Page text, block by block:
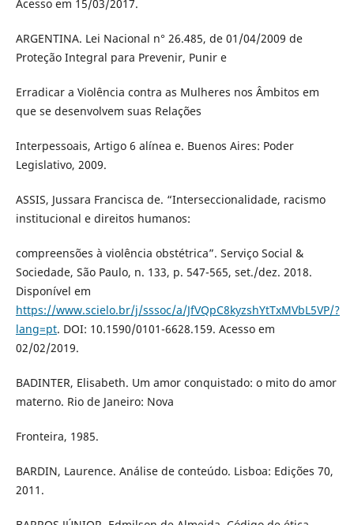
Acesso em 15/03/2017.
ARGENTINA. Lei Nacional n° 26.485, de 01/04/2009 de
Proteção Integral para Prevenir, Punir e
Erradicar a Violência contra as Mulheres nos Âmbitos em
que se desenvolvem suas Relações
Interpessoais, Artigo 6 alínea e. Buenos Aires: Poder
Legislativo, 2009.
ASSIS, Jussara Francisca de. “Interseccionalidade, racismo
institucional e direitos humanos:
compreensões à violência obstétrica”. Serviço Social &
Sociedade, São Paulo, n. 133, p. 547-565, set./dez. 2018.
Disponível em
https://www.scielo.br/j/sssoc/a/JfVQpC8kyzshYtTxMVbL5VP/?
lang=pt. DOI: 10.1590/0101-6628.159. Acesso em
02/02/2019.
BADINTER, Elisabeth. Um amor conquistado: o mito do amor
materno. Rio de Janeiro: Nova
Fronteira, 1985.
BARDIN, Laurence. Análise de conteúdo. Lisboa: Edições 70,
2011.